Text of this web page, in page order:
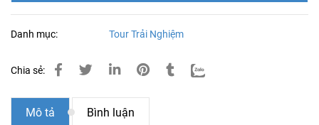
Danh mục: Tour Trải Nghiệm
Chia sẻ:
Mô tả Bình luận